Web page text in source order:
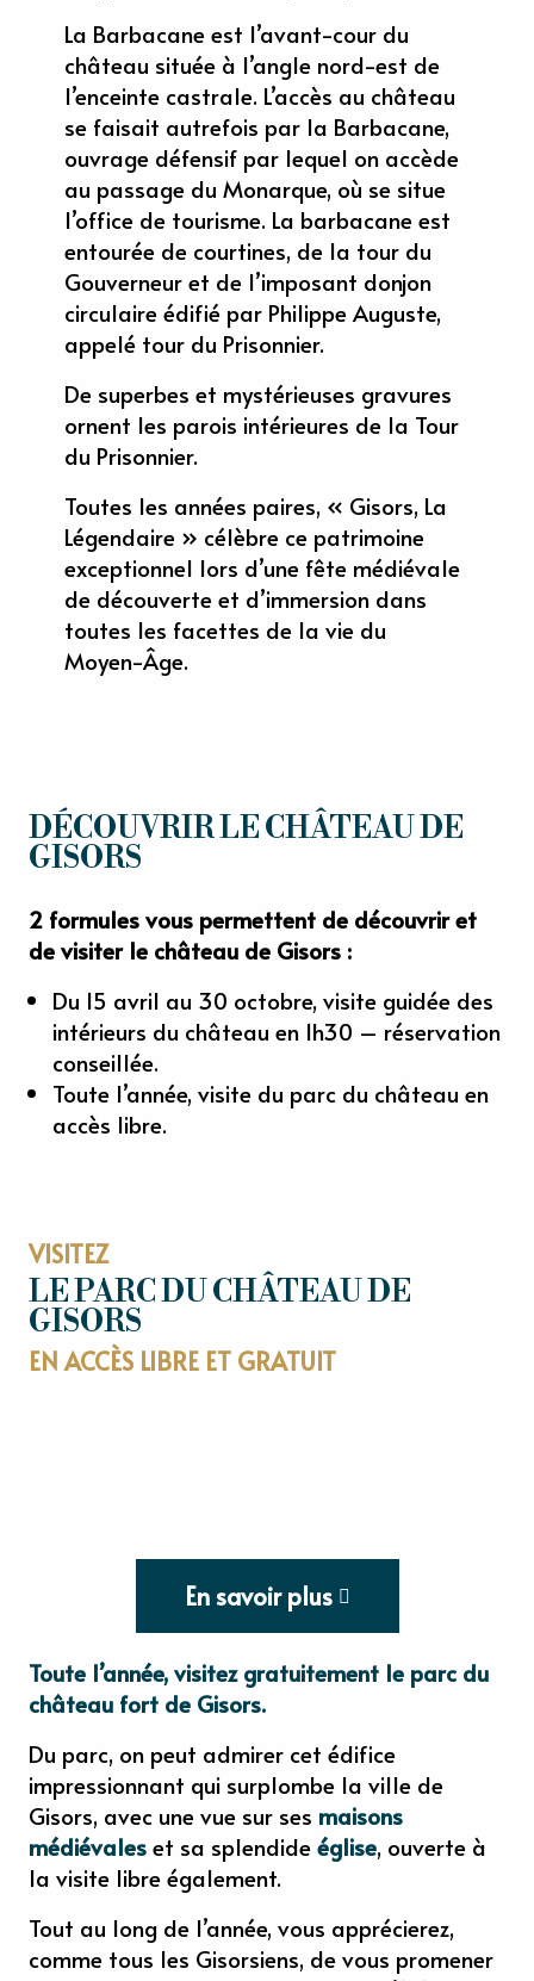
La Barbacane est l’avant-cour du
château située à l’angle nord-est de
l’enceinte castrale. L’accès au château
se faisait autrefois par la Barbacane,
ouvrage défensif par lequel on accède
au passage du Monarque, où se situe
l’office de tourisme. La barbacane est
entourée de courtines, de la tour du
Gouverneur et de l’imposant donjon
circulaire édifié par Philippe Auguste,
appelé tour du Prisonnier.
De superbes et mystérieuses gravures
ornent les parois intérieures de la Tour
du Prisonnier.
Toutes les années paires, « Gisors, La
Légendaire » célèbre ce patrimoine
exceptionnel lors d’une fête médiévale
de découverte et d’immersion dans
toutes les facettes de la vie du
Moyen-Âge.
DÉCOUVRIR LE CHÂTEAU DE
GISORS
2 formules vous permettent de découvrir et
de visiter le château de Gisors :
Du 15 avril au 30 octobre, visite guidée des
intérieurs du château en 1h30 – réservation
conseillée.
Toute l’année, visite du parc du château en
accès libre.
VISITEZ
LE PARC DU CHÂTEAU DE
GISORS
EN ACCÈS LIBRE ET GRATUIT
En savoir plus
Toute l’année, visitez gratuitement le parc du
château fort de Gisors.
Du parc, on peut admirer cet édifice
impressionnant qui surplombe la ville de
Gisors, avec une vue sur ses maisons
médiévaleset sa splendide église, ouverte à
la visite libre également.
Tout au long de l’année, vous apprécierez,
comme tous les Gisorsiens, de vous promener